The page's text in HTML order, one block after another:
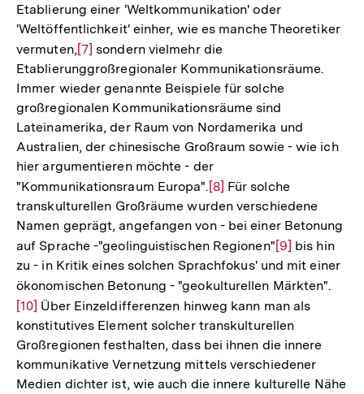
Etablierung einer 'Weltkommunikation' oder
'Weltöffentlichkeit' einher, wie es manche Theoretiker
vermuten,Zur
Auflösung
der
Fußnote
[7] sondern vielmehr die
Etablierunggroßregionaler Kommunikationsräume.
Immer wieder genannte Beispiele für solche
großregionalen Kommunikationsräume sind
Lateinamerika, der Raum von Nordamerika und
Australien, der chinesische Großraum sowie - wie ich
hier argumentieren möchte - der
"Kommunikationsraum Europa". Zur
Auflösung
der
Fußnote
[8] Für solche
transkulturellen Großräume wurden verschiedene
Namen geprägt, angefangen von - bei einer Betonung
auf Sprache -"geolinguistischen Regionen"Zur
Auflösung
der
Fußnote
[9] bis hin
zu - in Kritik eines solchen Sprachfokus' und mit einer
ökonomischen Betonung - "geokulturellen Märkten".
[10] Über Einzeldifferenzen hinweg kann man als
konstitutives Element solcher transkulturellen
Großregionen festhalten, dass bei ihnen die innere
kommunikative Vernetzung mittels verschiedener
Medien dichter ist, wie auch die innere kulturelle Nähe